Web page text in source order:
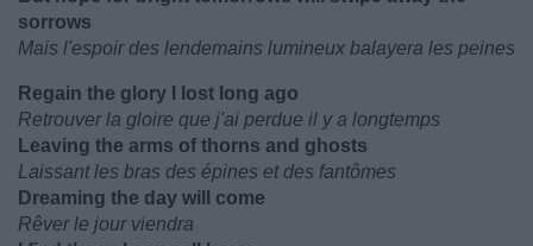
sorrows
Mais l'espoir des lendemains lumineux balayera les peines
Regain the glory I lost long ago
Retrouver la gloire que j'ai perdue il y a longtemps
Leaving the arms of thorns and ghosts
Laissant les bras des épines et des fantômes
Dreaming the day will come
Rêver le jour viendra